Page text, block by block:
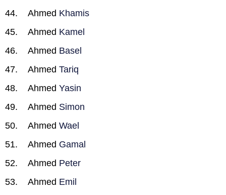
Ahmed Khamis
Ahmed Kamel
Ahmed Basel
Ahmed Tariq
Ahmed Yasin
Ahmed Simon
Ahmed Wael
Ahmed Gamal
Ahmed Peter
Ahmed Emil